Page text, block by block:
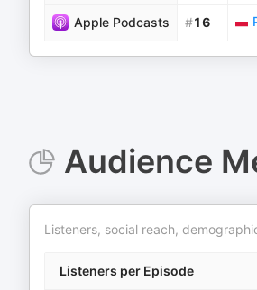
Apple Podcasts #16
Audience
Listeners, social reach,
Listeners per Episode